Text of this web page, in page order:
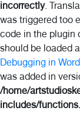
incorrectly.
was triggered too
code in the plugin
should be loaded
Debugging in
was added in
/home/
includes/